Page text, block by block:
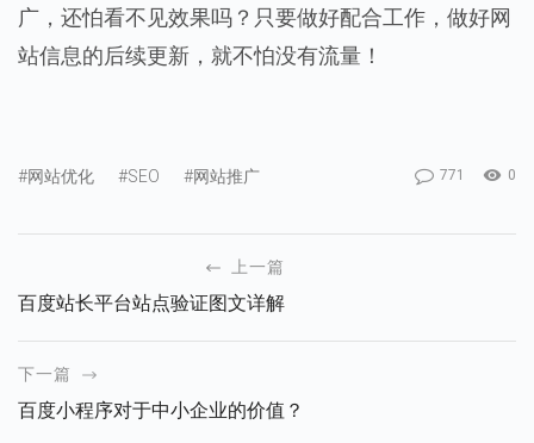
广，还怕看不见效果吗？只要做好配合工作，做好网
站信息的后续更新，就不怕没有流量！
#网站优化 #SEO #网站推广 771 0
上一篇
百度站长平台站点验证图文详解
下一篇
百度小程序对于中小企业的价值？